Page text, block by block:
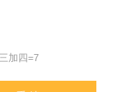
加四=7